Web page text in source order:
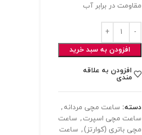
مقاومت در برابر آب
افزودن به سبد خرید
افزودن به علاقه
مندی
دسته: ساعت مچی مردانه ,
ساعت مچی اسپرت , ساعت
مچی باتری (کوارتز), ساعت